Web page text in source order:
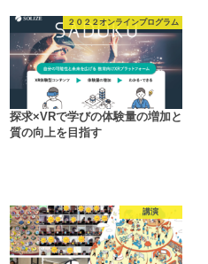
２０２２オンラインプログラム
探求×VRで学びの体験量の増加と
質の向上を目指す
講演